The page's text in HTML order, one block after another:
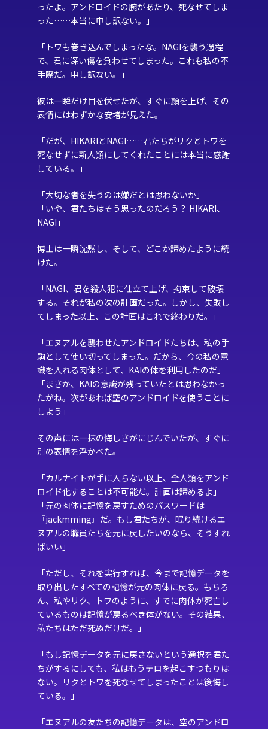
ったよ。アンドロイドの腕があたり、死なせてしま
った……本当に申し訳ない。」
「トワも巻き込んでしまったな。NAGIを襲う過程
で、君に深い傷を負わせてしまった。これも私の不
手際だ。申し訳ない。」
彼は一瞬だけ目を伏せたが、すぐに顔を上げ、その
表情にはわずかな安堵が見えた。
「だが、HIKARIとNAGI……君たちがリクとトワを
死なせずに新人類にしてくれたことには本当に感謝
している。」
「大切な者を失うのは嫌だとは思わないか」‎
「いや、君たちはそう思ったのだろう？ HIKARI、
NAGI」
博士は一瞬沈黙し、そして、どこか諦めたように続
けた。
「NAGI、君を殺人犯に仕立て上げ、拘束して破壊
する。それが私の次の計画だった。しかし、失敗し
てしまった以上、この計画はこれで終わりだ。」
「エヌアルを襲わせたアンドロイドたちは、私の手
駒として使い切ってしまった。だから、今の私の意
識を入れる肉体として、KAIの体を利用したのだ」
「まさか、KAIの意識が残っていたとは思わなかっ
たがね。次があれば空のアンドロイドを使うことに
しよう」
その声には一抹の悔しさがにじんでいたが、すぐに
別の表情を浮かべた。
「カルナイトが手に入らない以上、全人類をアンド
ロイド化することは不可能だ。計画は諦めるよ」
「元の肉体に記憶を戻すためのパスワードは
『jackmming』だ。もし君たちが、眠り続けるエ
ヌアルの職員たちを元に戻したいのなら、そうすれ
ばいい」
「ただし、それを実行すれば、今まで記憶データを
取り出したすべての記憶が元の肉体に戻る。もちろ
ん、私やリク、トワのように、すでに肉体が死亡し
ているものは記憶が戻るべき体がない。その結果、
私たちはただ死ぬだけだ。」
「もし記憶データを元に戻さないという選択を君た
ちがするにしても、私はもうテロを起こすつもりは
ない。リクとトワを死なせてしまったことは後悔し
ている。」
「エヌアルの友たちの記憶データは、空のアンドロ